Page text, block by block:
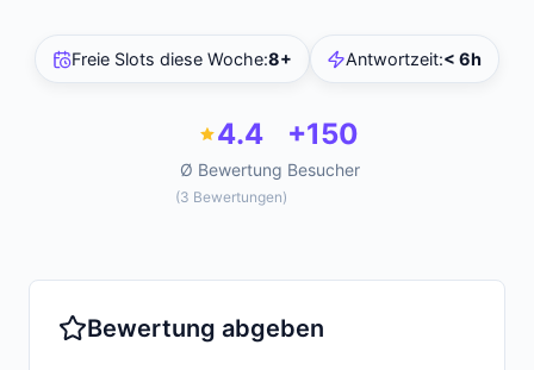
Freie Slots diese Woche:8+ Antwortzeit:< 6h
4.4
Ø Bewertung
(3 Bewertungen)
+150
Besucher
Bewertung abgeben